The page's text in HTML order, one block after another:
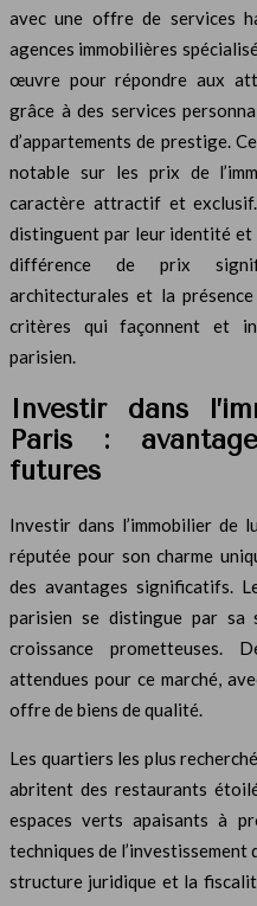
avec une offre de services
agences immobilières
œuvre pour répondre aux
grâce à des services
d’appartements de prestige.
notable sur les prix de
caractère attractif et
distinguent par leur identité et
différence de prix
architecturales et la
critères qui façonnent et
parisien.
Investir dans
Paris :
futures
Investir dans l’immobilier de
réputée pour son charme
des avantages significatifs.
parisien se distingue par
croissance prometteuses.
attendues pour ce marché,
offre de biens de qualité.
Les quartiers les plus
abritent des restaurants
espaces verts apaisants à
techniques de l’investissement
structure juridique et la